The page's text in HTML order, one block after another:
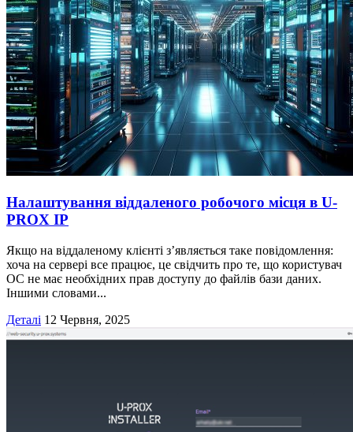
Налаштування віддаленого робочого місця в U-
PROX IP
Якщо на віддаленому клієнті з’являється таке повідомлення:
хоча на сервері все працює, це свідчить про те, що користувач
ОС не має необхідних прав доступу до файлів бази даних.
Іншими словами...
Деталі 12 Червня, 2025